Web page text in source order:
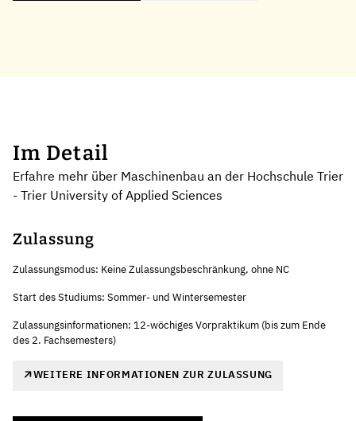
Im Detail
Erfahre mehr über Maschinenbau an der Hochschule Trier
- Trier University of Applied Sciences
Zulassung
Zulassungsmodus: Keine Zulassungsbeschränkung, ohne NC
Start des Studiums: Sommer- und Wintersemester
Zulassungsinformationen: 12-wöchiges Vorpraktikum (bis zum Ende
des 2. Fachsemesters)
WEITERE INFORMATIONEN ZUR ZULASSUNG